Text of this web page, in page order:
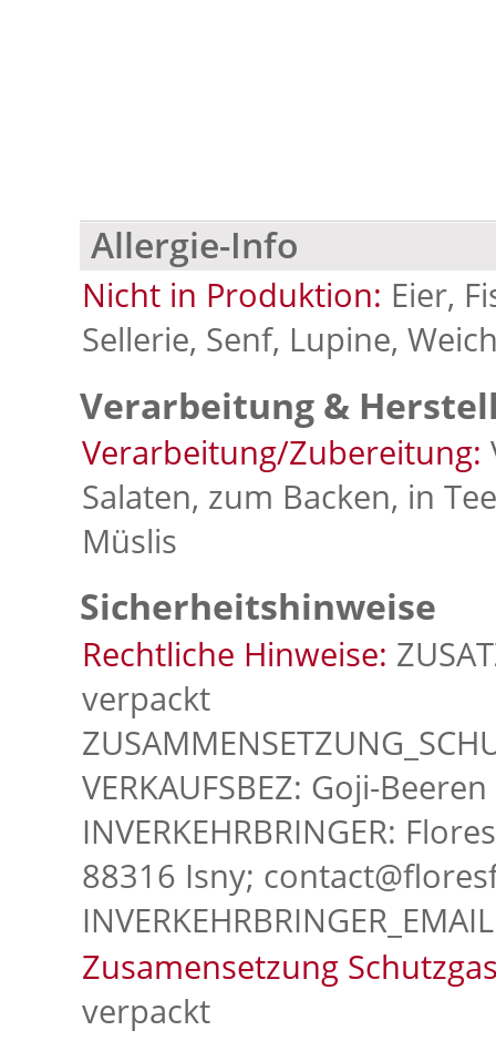
Allergie-Info
Nicht in Produktion: Eier,
Sellerie, Senf, Lupine,
Verarbeitung &
Verarbeitung/Zubereitung:
Salaten, zum Backen, in
Müslis
Sicherheitshinweise
Rechtliche Hinweise:
verpackt
VERKAUFSBEZ: Goji-Beeren
INVERKEHRBRINGER:
88316 Isny;
Zusamensetzung
verpackt